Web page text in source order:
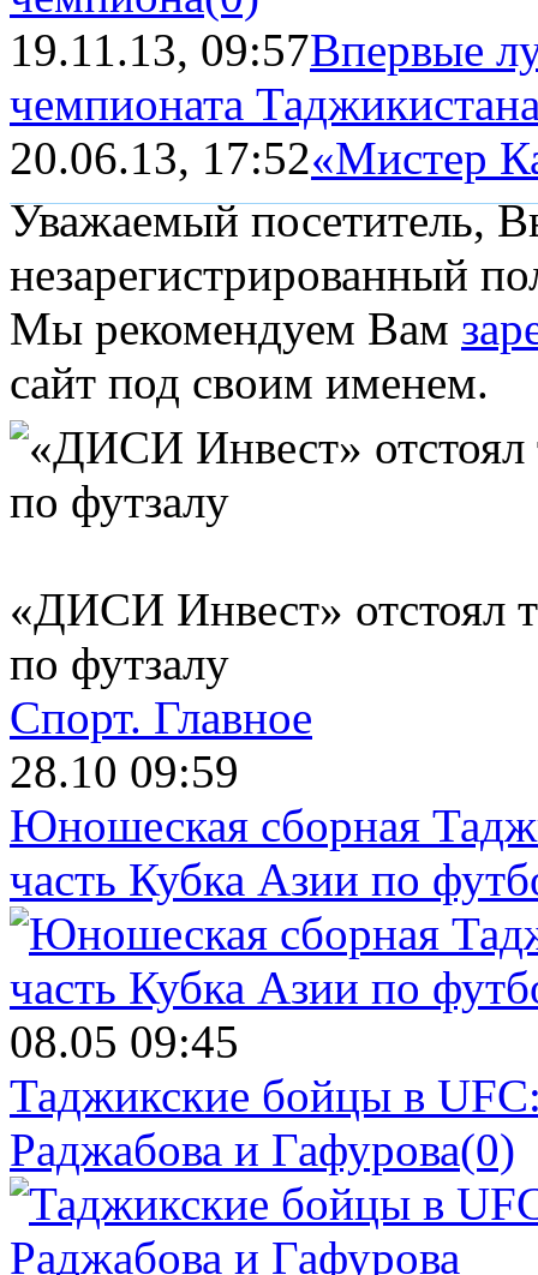
19.11.13, 09:57Впервые
чемпионата
20.06.13, 17:52«Мистер
Уважаемый посетитель,
незарегистрированный
Мы рекомендуем Вам
сайт под своим именем.
«ДИСИ Инвест» отстоял
по футзалу
Спорт. Главное
28.10 09:59
Юношеская сборная
часть Кубка Азии по
08.05 09:45
Таджикские бойцы в
Раджабова и Гафурова(0)